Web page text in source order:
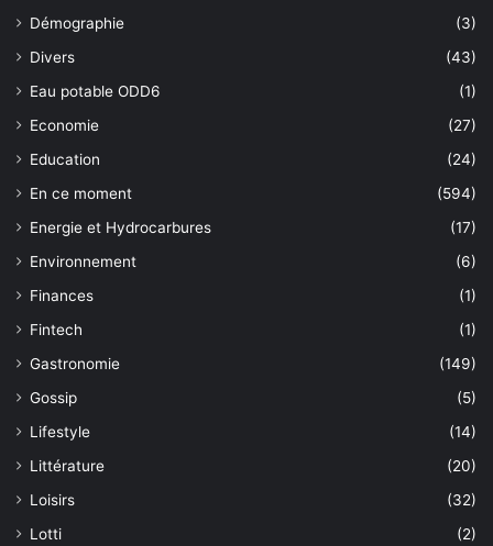
Démographie
(3)
Divers
(43)
Eau potable ODD6
(1)
Economie
(27)
Education
(24)
En ce moment
(594)
Energie et Hydrocarbures
(17)
Environnement
(6)
Finances
(1)
Fintech
(1)
Gastronomie
(149)
Gossip
(5)
Lifestyle
(14)
Littérature
(20)
Loisirs
(32)
Lotti
(2)